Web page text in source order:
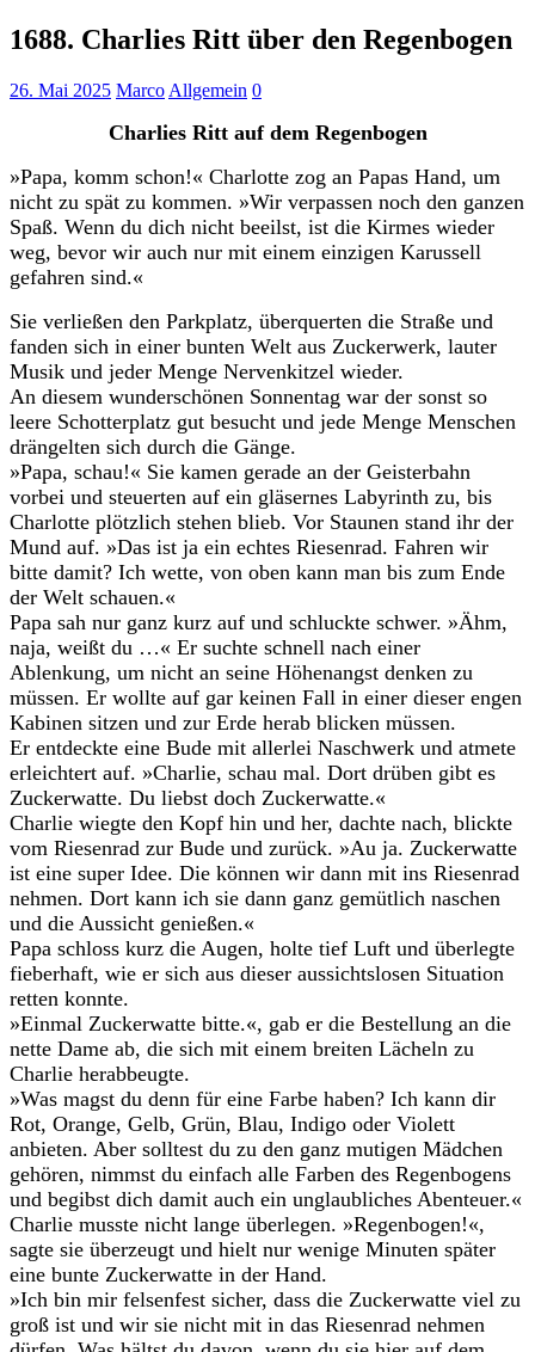
1688. Charlies Ritt über den Regenbogen
26. Mai 2025 Marco Allgemein 0
Charlies Ritt auf dem Regenbogen
»Papa, komm schon!« Charlotte zog an Papas Hand, um
nicht zu spät zu kommen. »Wir verpassen noch den ganzen
Spaß. Wenn du dich nicht beeilst, ist die Kirmes wieder
weg, bevor wir auch nur mit einem einzigen Karussell
gefahren sind.«
Sie verließen den Parkplatz, überquerten die Straße und
fanden sich in einer bunten Welt aus Zuckerwerk, lauter
Musik und jeder Menge Nervenkitzel wieder.
An diesem wunderschönen Sonnentag war der sonst so
leere Schotterplatz gut besucht und jede Menge Menschen
drängelten sich durch die Gänge.
»Papa, schau!« Sie kamen gerade an der Geisterbahn
vorbei und steuerten auf ein gläsernes Labyrinth zu, bis
Charlotte plötzlich stehen blieb. Vor Staunen stand ihr der
Mund auf. »Das ist ja ein echtes Riesenrad. Fahren wir
bitte damit? Ich wette, von oben kann man bis zum Ende
der Welt schauen.«
Papa sah nur ganz kurz auf und schluckte schwer. »Ähm,
naja, weißt du …« Er suchte schnell nach einer
Ablenkung, um nicht an seine Höhenangst denken zu
müssen. Er wollte auf gar keinen Fall in einer dieser engen
Kabinen sitzen und zur Erde herab blicken müssen.
Er entdeckte eine Bude mit allerlei Naschwerk und atmete
erleichtert auf. »Charlie, schau mal. Dort drüben gibt es
Zuckerwatte. Du liebst doch Zuckerwatte.«
Charlie wiegte den Kopf hin und her, dachte nach, blickte
vom Riesenrad zur Bude und zurück. »Au ja. Zuckerwatte
ist eine super Idee. Die können wir dann mit ins Riesenrad
nehmen. Dort kann ich sie dann ganz gemütlich naschen
und die Aussicht genießen.«
Papa schloss kurz die Augen, holte tief Luft und überlegte
fieberhaft, wie er sich aus dieser aussichtslosen Situation
retten konnte.
»Einmal Zuckerwatte bitte.«, gab er die Bestellung an die
nette Dame ab, die sich mit einem breiten Lächeln zu
Charlie herabbeugte.
»Was magst du denn für eine Farbe haben? Ich kann dir
Rot, Orange, Gelb, Grün, Blau, Indigo oder Violett
anbieten. Aber solltest du zu den ganz mutigen Mädchen
gehören, nimmst du einfach alle Farben des Regenbogens
und begibst dich damit auch ein unglaubliches Abenteuer.«
Charlie musste nicht lange überlegen. »Regenbogen!«,
sagte sie überzeugt und hielt nur wenige Minuten später
eine bunte Zuckerwatte in der Hand.
»Ich bin mir felsenfest sicher, dass die Zuckerwatte viel zu
groß ist und wir sie nicht mit in das Riesenrad nehmen